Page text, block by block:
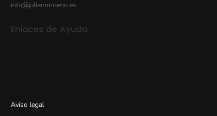
info@julianmoreno.es
Enlaces de Ayuda
Aviso legal